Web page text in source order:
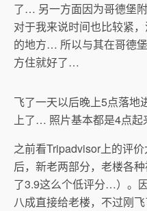
了… 另一方面因为哥德堡
对于我来说时间也比较紧
的地方… 所以与其在哥德
方住就好了…
飞了一天以后晚上5点落地
上了… 照片基本都是4点
之前看Tripadvisor上的评
后，新老两部分，老楼各
了3.9这么个低评分…）。
八成直接给老楼，不过刚